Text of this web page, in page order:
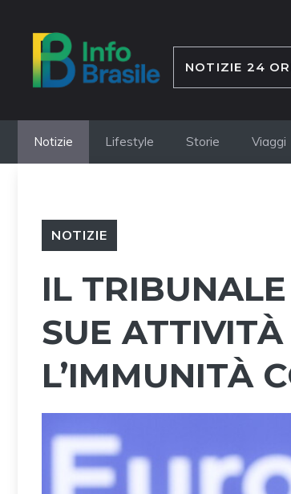
contenuto
NOTIZIE 24
Notizie Lifestyle Storie Viaggi
NOTIZIE
IL
SUE
L’IMMUNITÀ